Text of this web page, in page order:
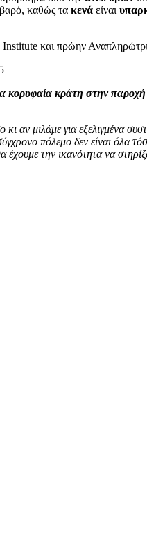
καθώς τα κενά είναι
Institute και πρώην
κορυφαία κράτη στην
κι αν μιλάμε για εξελιγμένα
πόλεμο δεν είναι όλα
την ικανότητα να